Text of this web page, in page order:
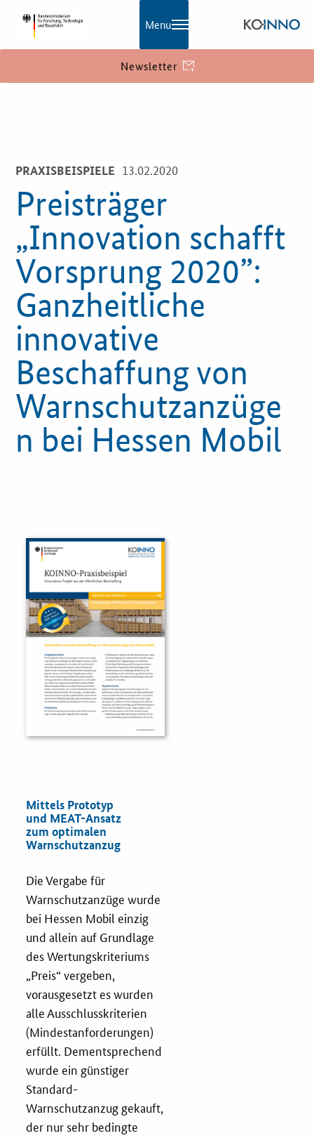
Praxisbeispiele
Publikationen
KOINNOmagazin
Netzwerk
Förderprogramme
Weitere Informationen
Kontakt
Innovative Beschaffung
Bewertungsmethoden-Lotse
E-Learning
Fristenassistent
KOINNOvationsplatz
Toolbox
Zertifizierung
Startups & innovative KMU
Services
Öffentliche Beschaffung
Toolbox
E-Learning
KOINNOvationsplatz
Menu
Newsletter
PRAXISBEISPIELE 13.02.2020
Preisträger
„Innovation schafft
Vorsprung 2020”:
Ganzheitliche
innovative
Beschaffung von
Warnschutzanzüge
n bei Hessen Mobil
Mittels Prototyp
und MEAT-Ansatz
zum optimalen
Warnschutzanzug
Die Vergabe für
Warnschutzanzüge wurde
bei Hessen Mobil einzig
und allein auf Grundlage
des Wertungskriteriums
„Preis“ vergeben,
vorausgesetzt es wurden
alle Ausschlusskriterien
(Mindestanforderungen)
erfüllt. Dementsprechend
wurde ein günstiger
Standard-
Warnschutzanzug gekauft,
der nur sehr bedingte